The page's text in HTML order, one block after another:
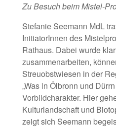
Zu Besuch beim Mistel-
Stefanie Seemann MdL
InitiatorInnen des
Rathaus. Dabei wurde
zusammenarbeiten,
Streuobstwiesen in der
„Was in Ölbronn und
Vorbildcharakter. Hier
Kulturlandschaft und
zeigt sich Seemann